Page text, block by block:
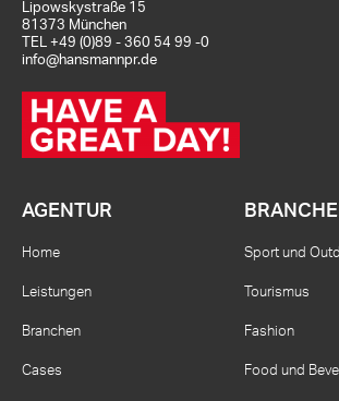
Lipowskystraße 15
81373 München
TEL +49 (0)89 - 360 54 99 -0
info@hansmannpr.de
AGENTUR
Home
Leistungen
Branchen
Cases
Sport und
Tourismus
Fashion
Food und